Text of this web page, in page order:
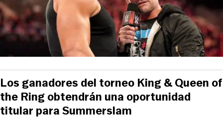
Los ganadores del torneo King & Queen of
the Ring obtendrán una oportunidad
titular para Summerslam